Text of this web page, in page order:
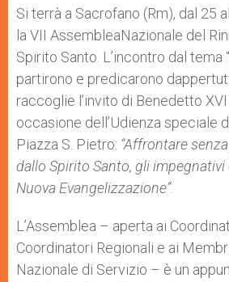
p
p
g
e
r
o
k
r
Si terrà a Sacrofano (Rm), dal 25
la VII AssembleaNazionale del
Spirito Santo. L’incontro dal tema
partirono e predicarono
raccoglie l’invito di Benedetto XVI
occasione dell’Udienza speciale
Piazza S. Pietro: “Affrontare
dallo Spirito Santo, gli
Nuova Evangelizzazione”.
L’Assemblea – aperta ai
Coordinatori Regionali e ai
Nazionale di Servizio – è un